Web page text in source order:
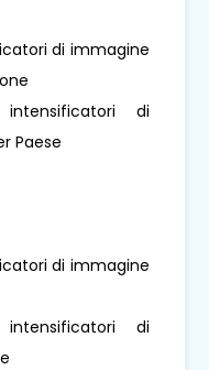
di immagine
di
Paese
di immagine
di